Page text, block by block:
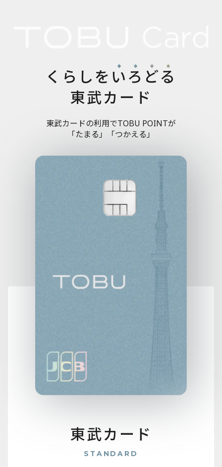
くらしを いろ どる
東武カード
東武カードの利用でTOBU POINTが
「たまる」「つかえる」
東武カード
STANDARD